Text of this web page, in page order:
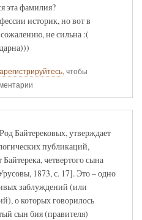
эта фамилия?
историк, но вот в
не сильна :(
, чтобы
Байтерековых, утверждает
публикаций,
четвертого сына
1873, с. 17]. Это – одно
заблуждений (или
о которых говорилось
сын бия (правителя)